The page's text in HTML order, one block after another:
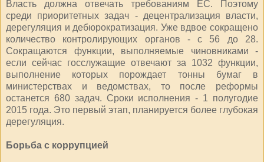
Власть должна отвечать требованиям ЕС. Поэтому
среди приоритетных задач - децентрализация власти,
дерегуляция и дебюрократизация. Уже вдвое сокращено
количество контролирующих органов - с 56 до 28.
Сокращаются функции, выполняемые чиновниками -
если сейчас госслужащие отвечают за 1032 функции,
выполнение которых порождает тонны бумаг в
министерствах и ведомствах, то после реформы
останется 680 задач. Сроки исполнения - 1 полугодие
2015 года. Это первый этап, планируется более глубокая
дерегуляция.
Борьба с коррупцией